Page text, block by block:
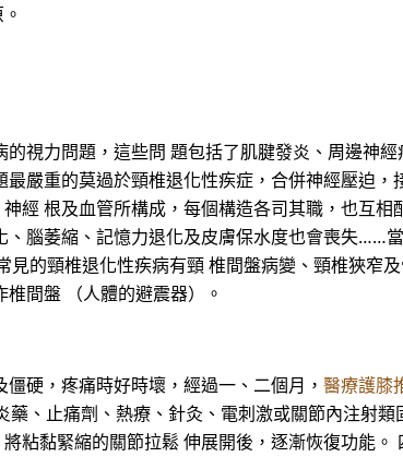
視力問題，這些問 題包括了肌腱發炎、周邊神
嚴重的莫過於頸椎退化性疾症，合併神經壓迫
經 根及血管所構成，每個構造各司其職，也互
、腦萎縮、記憶力退化及皮膚保水度也會喪失
見的頸椎退化性疾病有頸 椎間盤病變、頸椎狹窄
間盤 （人體的避震器）。
硬，疼痛時好時壞，經過一、二個月， 醫療護膝
藥、止痛劑、熱療、針灸、電刺激或關節內注射
粘黏緊縮的關節拉鬆 伸展開後，逐漸恢復功能